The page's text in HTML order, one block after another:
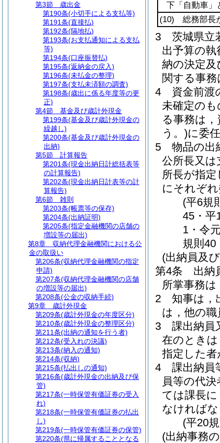
下「自動車」
(10) 総務部長
3
茨城県立
出予算の
納の決定
関する事
4
資金前渡
未確定の
る事務は
う。)に委
5
物品の出
公所長又は
所長が指
にそれぞ
(平6規
45・平
1・令
規則40
(出納員及
第4条
出納
所掌事務は
2
知事は，
は，他の
3
課出納員
在のとき
指定した
4
課出納員
員等の代
ては課長
なければ
(平20
(出納事務
第3節
歳出金
第190条(小切手による支払等)
第191条(直接払)
第192条(隔地払)
第193条(お支払通知による支払
等)
第194条(口座振替払)
第195条(返納金の戻入)
第196条(未払金の整理)
第197条(支払未済額の調査)
第198条(歳出に係る年度等の更
正)
第4節
基金及び歳計外現金
第199条(基金及び歳計外現金の
繰越し)
第200条(基金及び歳計外現金の
出納)
第5節
計算報告
第201条(現金出納日計総括表等
の計算報告)
第202条(現金出納日計表等の計
算報告)
第6節
雑則
第203条(帳票等の保存)
第204条(出納証明)
第205条(指定金融機関の店舗の
増設等の届出)
第8章
収納代理金融機関における公
金の取扱い
第206条(収納代理金融機関の指定
申請)
第207条(収納代理金融機関の店舗
の増設等の届出)
第208条(公金の収納手続)
第9章
歳計外現金
第209条(歳計外現金の年度区分)
第210条(歳計外現金の整理区分)
第211条(出納の通知を行う者)
第212条(受入れの決議)
第213条(納入の通知)
第214条(収納)
第215条(払出しの通知)
第216条(歳計外現金の出納及び保
管)
第217条(一時保管有価証券の受入
れ)
第218条(一時保管有価証券の払出
し)
第219条(一時保管有価証券の保管)
第220条(県に帰属することとなる